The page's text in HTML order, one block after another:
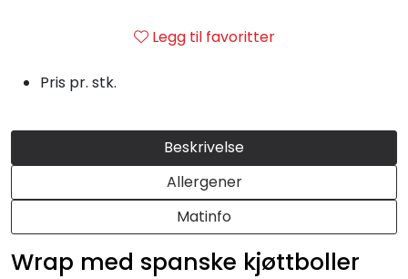
Legg til favoritter
Pris pr. stk.
Beskrivelse
Allergener
Matinfo
Wrap med spanske kjøttboller
Utleie
Konfirmasjon